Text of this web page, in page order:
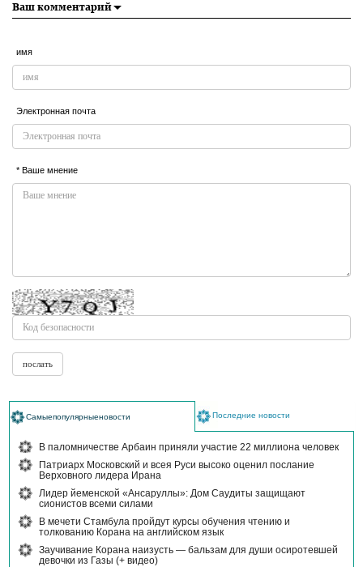
Ваш комментарий
имя
Электронная почта
* Ваше мнение
Самыепопулярныеновости Последние новости
В паломничестве Арбаин приняли участие 22 миллиона человек
Патриарх Московский и всея Руси высоко оценил послание
Верховного лидера Ирана
Лидер йеменской «Ансаруллы»: Дом Саудиты защищают
сионистов всеми силами
В мечети Стамбула пройдут курсы обучения чтению и
толкованию Корана на английском язык
Заучивание Корана наизусть — бальзам для души осиротевшей
девочки из Газы (+ видео)